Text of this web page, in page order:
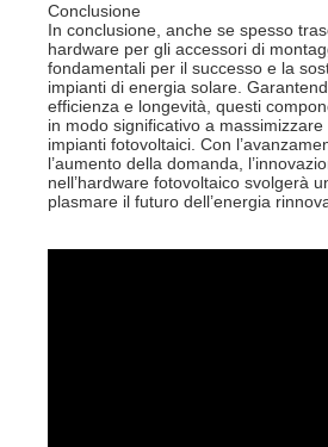
Conclusione
In conclusione, anche se spesso
hardware per gli accessori di
fondamentali per il successo e la
impianti di energia solare.
efficienza e longevità, questi
in modo significativo a
impianti fotovoltaici. Con
l’aumento della domanda,
nell’hardware fotovoltaico svolgerà
plasmare il futuro dell’energia